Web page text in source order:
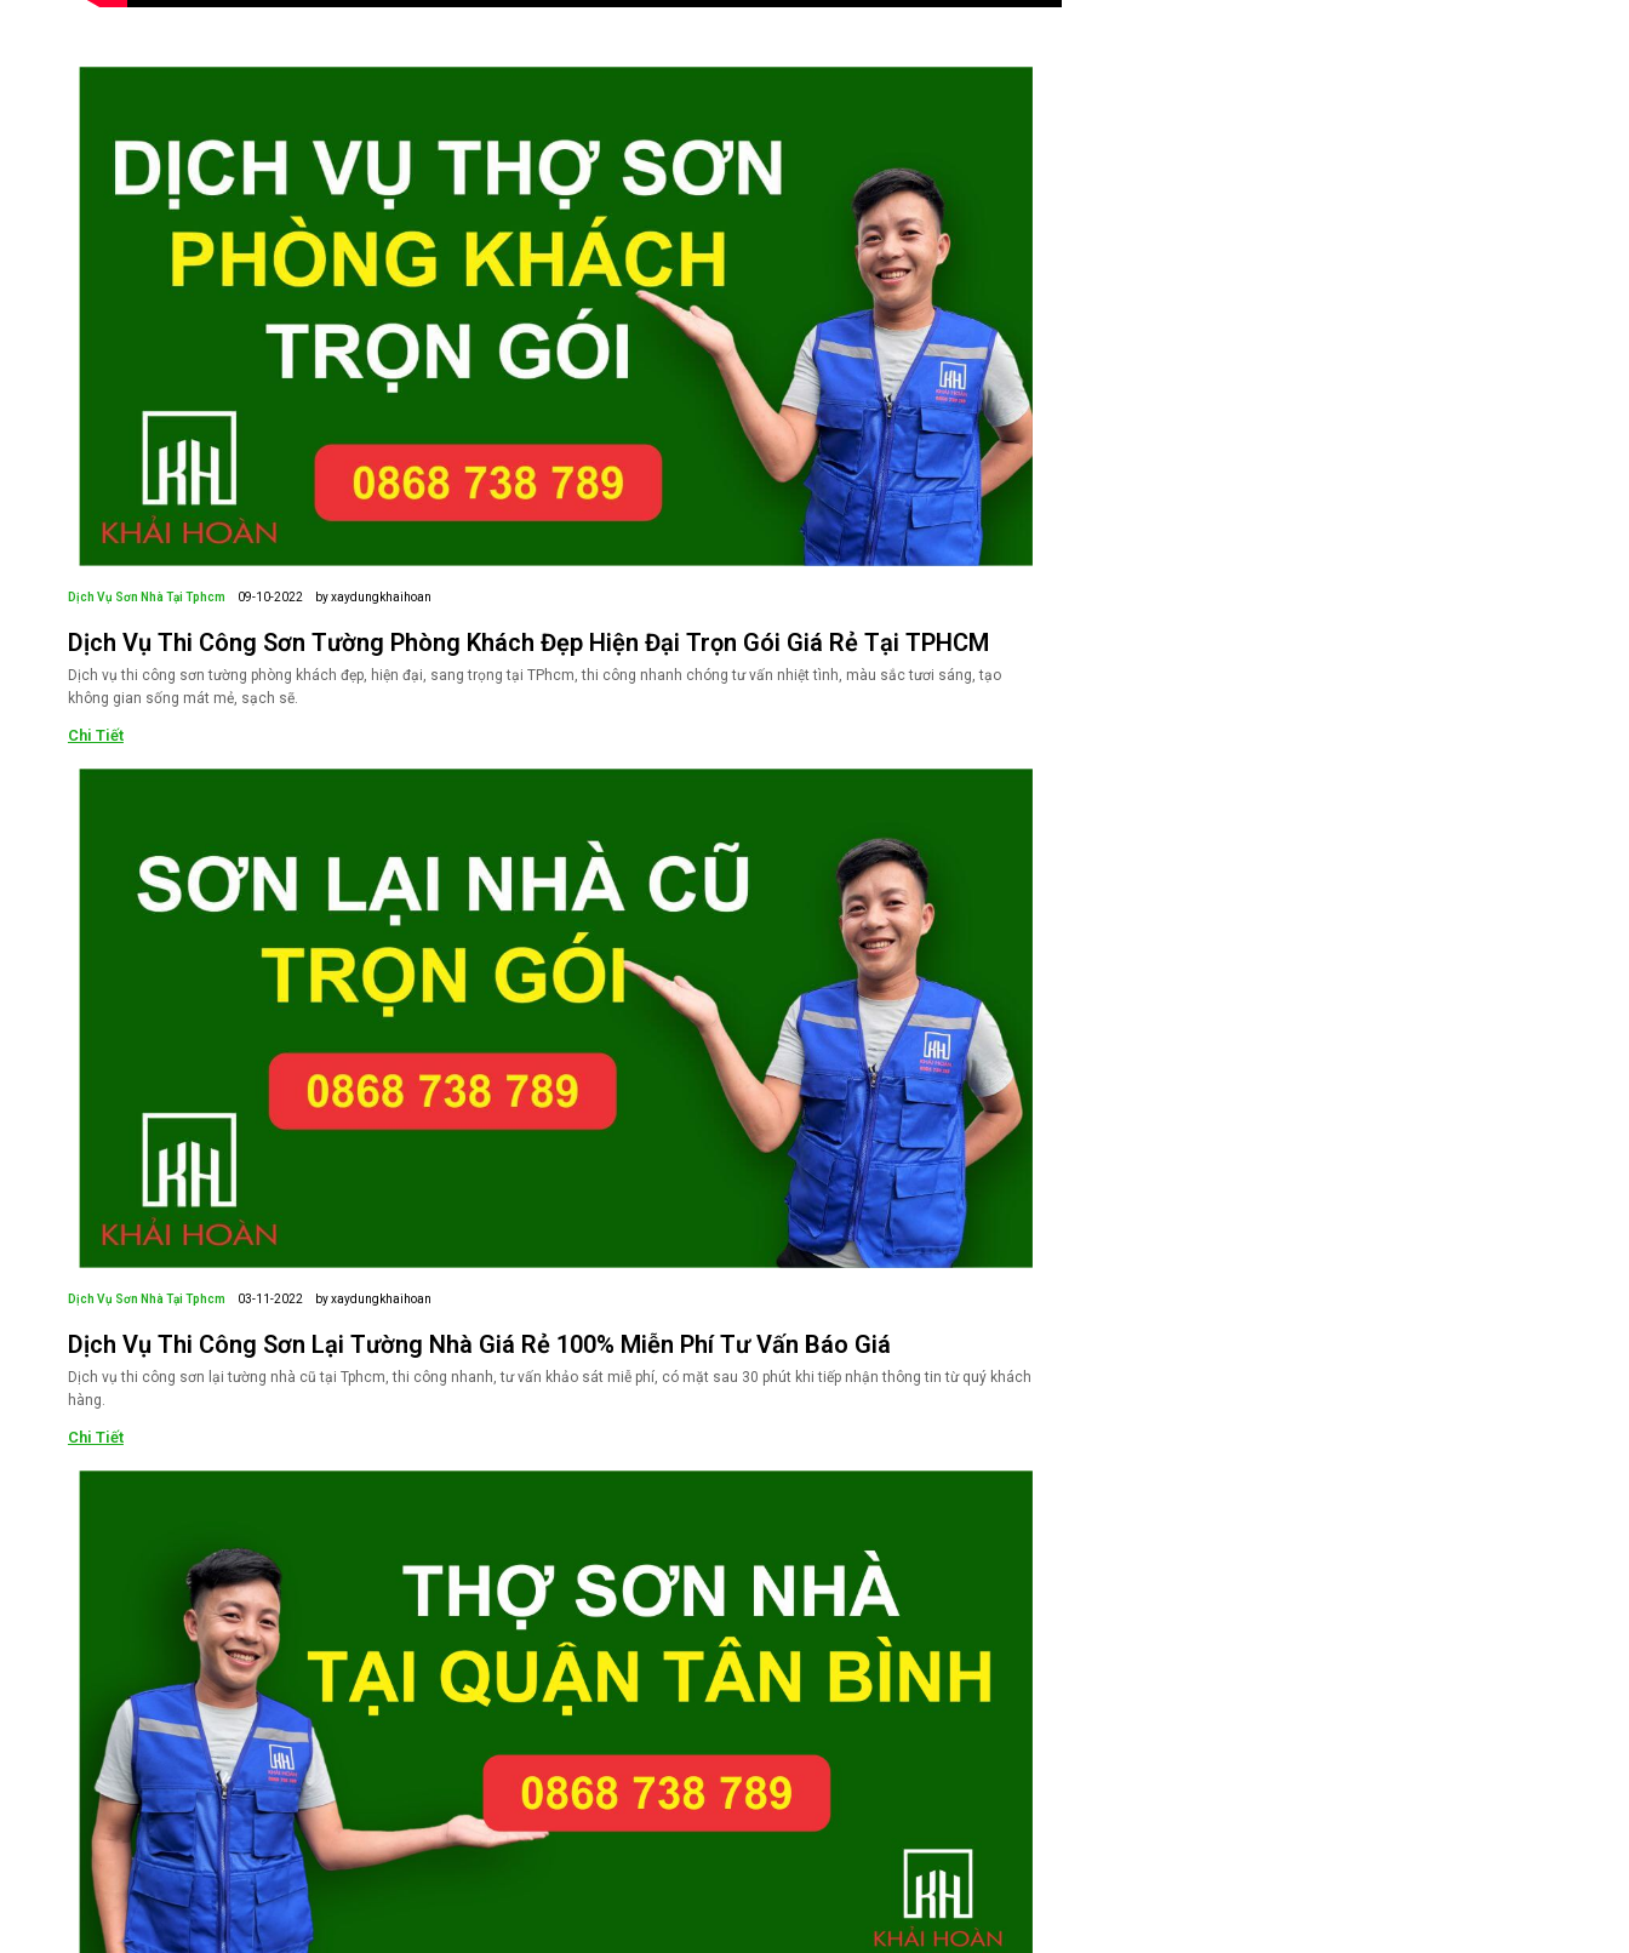
Dịch Vụ Sơn Nhà Tại Tphcm 09-10-2022 by xaydungkhaihoan
Dịch Vụ Thi Công Sơn Tường Phòng Khách Đẹp Hiện Đại Trọn Gói Giá Rẻ Tại TPHCM
Dịch vụ thi công sơn tường phòng khách đẹp, hiện đại, sang trọng tại TPhcm, thi công nhanh chóng tư vấn nhiệt tình, màu sắc tươi sáng, tạo
không gian sống mát mẻ, sạch sẽ.
Chi Tiết
Dịch Vụ Sơn Nhà Tại Tphcm 03-11-2022 by xaydungkhaihoan
Dịch Vụ Thi Công Sơn Lại Tường Nhà Giá Rẻ 100% Miễn Phí Tư Vấn Báo Giá
Dịch vụ thi công sơn lại tường nhà cũ tại Tphcm, thi công nhanh, tư vấn khảo sát miễ phí, có mặt sau 30 phút khi tiếp nhận thông tin từ quý khách
hàng.
Chi Tiết